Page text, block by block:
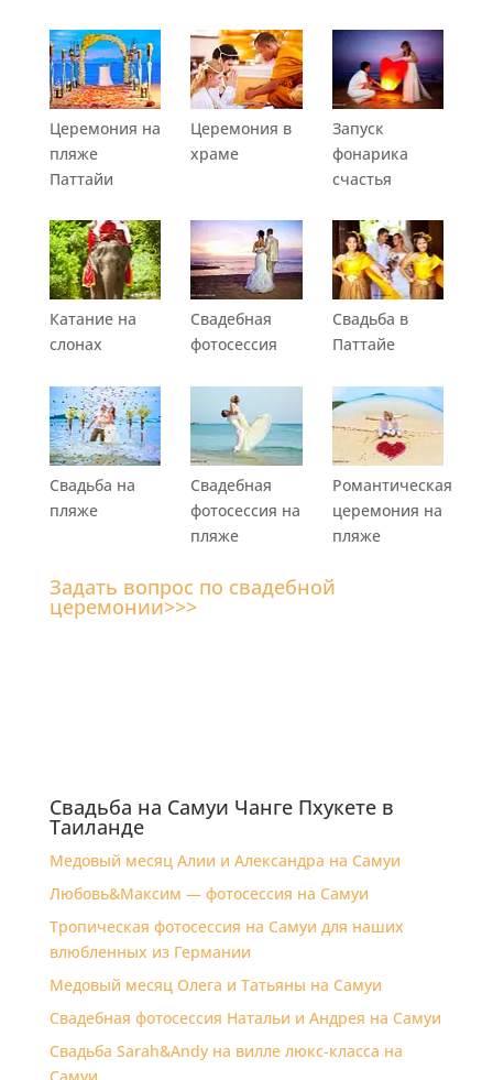
Церемония на
пляже
Паттайи
Церемония в
храме
Запуск
фонарика
счастья
Катание на
слонах
Свадебная
фотосессия
Свадьба в
Паттайе
Свадьба на
пляже
Свадебная
фотосессия на
пляже
Романтическая
церемония на
пляже
Задать вопрос по свадебной
церемонии>>>
Свадьба на Самуи Чанге Пхукете в
Таиланде
Медовый месяц Алии и Александра на Самуи
Любовь&Максим — фотосессия на Самуи
Тропическая фотосессия на Самуи для наших
влюбленных из Германии
Медовый месяц Олега и Татьяны на Самуи
Свадебная фотосессия Натальи и Андрея на Самуи
Свадьба Sarah&Andy на вилле люкс-класса на